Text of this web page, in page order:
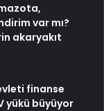
var mı?
akaryakıt
finanse
yükü büyüyor